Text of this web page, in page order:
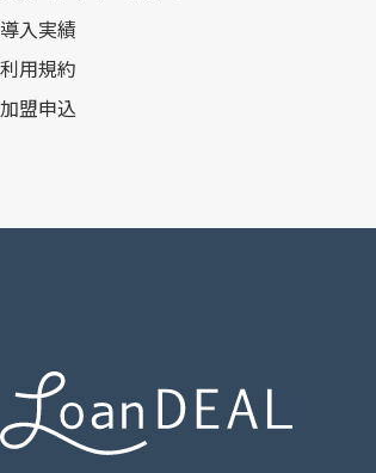
導入実績
利用規約
加盟申込